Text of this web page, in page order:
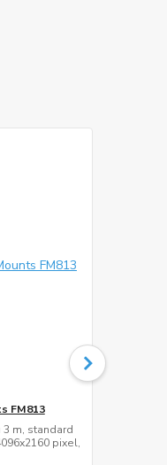
FM813
m, standard
pixel,